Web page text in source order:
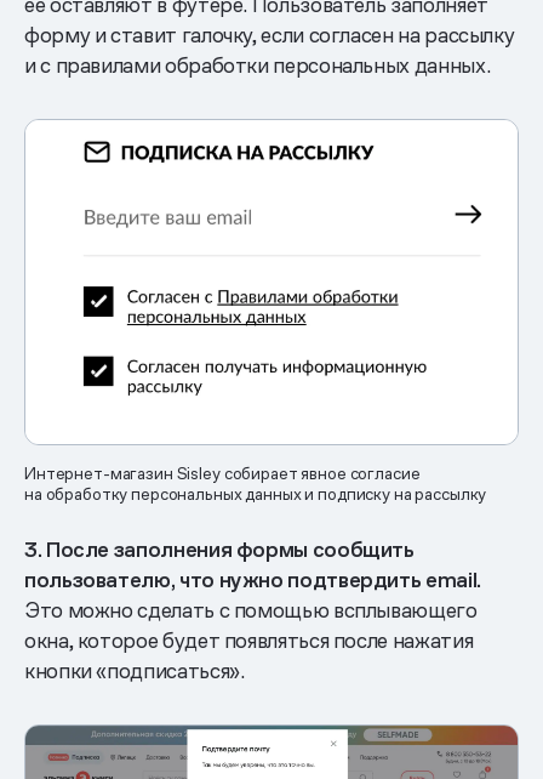
форму и ставит галочку, если согласен на рассылку
и с правилами обработки персональных данных.
Интернет-магазин Sisley собирает явное согласие
на обработку персональных данных и подписку на рассылку
3. После заполнения формы сообщить
пользователю, что нужно подтвердить email.
Это можно сделать с помощью всплывающего
окна, которое будет появляться после нажатия
кнопки «подписаться».